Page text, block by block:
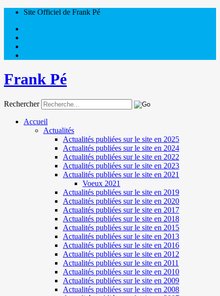
Site Officiel de Frank Pé
Frank Pé
Rechercher
Accueil
Actualités
Actualités publiées sur le site en 2025
Actualités publiées sur le site en 2024
Actualités publiées sur le site en 2022
Actualités publiées sur le site en 2023
Actualités publiées sur le site en 2021
Voeux 2021
Actualités publiées sur le site en 2019
Actualités publiées sur le site en 2020
Actualités publiées sur le site en 2017
Actualités publiées sur le site en 2018
Actualités publiées sur le site en 2015
Actualités publiées sur le site en 2013
Actualités publiées sur le site en 2016
Actualités publiées sur le site en 2012
Actualités publiées sur le site en 2011
Actualités publiées sur le site en 2010
Actualités publiées sur le site en 2009
Actualités publiées sur le site en 2008